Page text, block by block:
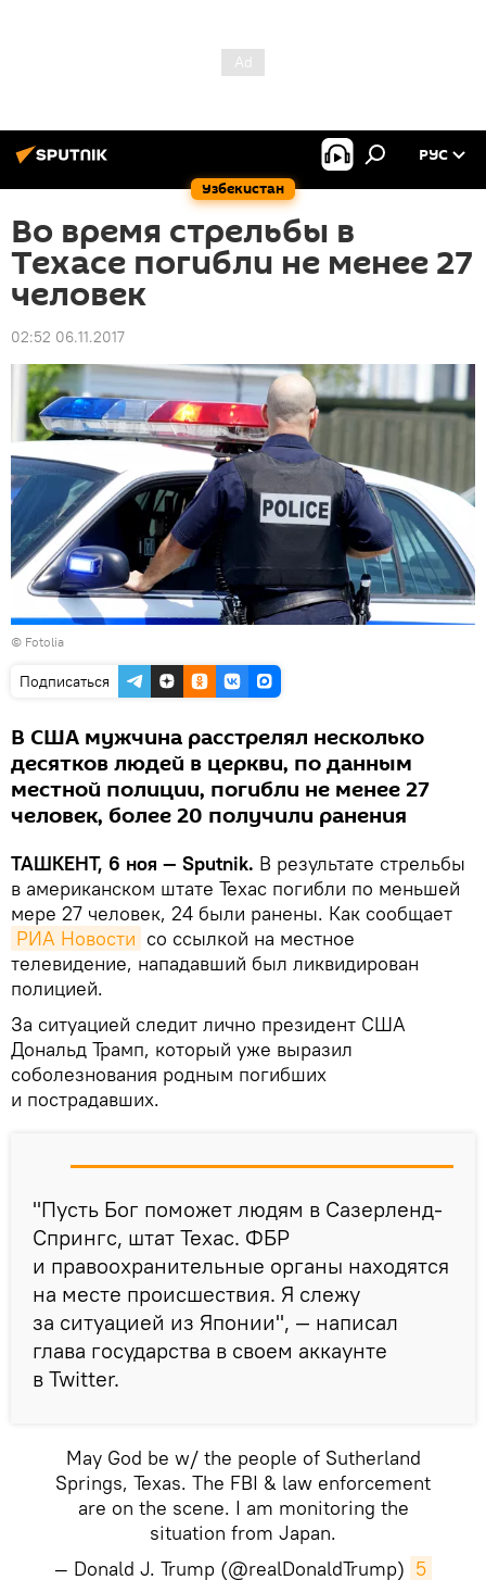
Узбекистан
РУС
Во время стрельбы в
Техасе погибли не менее 27
человек
02:52 06.11.2017
© Fotolia
Подписаться
В США мужчина расстрелял несколько
десятков людей в церкви, по данным
местной полиции, погибли не менее 27
человек, более 20 получили ранения
ТАШКЕНТ, 6 ноя — Sputnik. В результате стрельбы
в американском штате Техас погибли по меньшей
мере 27 человек, 24 были ранены. Как сообщает
РИА Новости со ссылкой на местное
телевидение, нападавший был ликвидирован
полицией.
За ситуацией следит лично президент США
Дональд Трамп, который уже выразил
соболезнования родным погибших
и пострадавших.
"Пусть Бог поможет людям в Сазерленд-
Спрингс, штат Техас. ФБР
и правоохранительные органы находятся
на месте происшествия. Я слежу
за ситуацией из Японии", — написал
глава государства в своем аккаунте
в Twitter.
May God be w/ the people of Sutherland
Springs, Texas. The FBI & law enforcement
are on the scene. I am monitoring the
situation from Japan.
— Donald J. Trump (@realDonaldTrump) 5